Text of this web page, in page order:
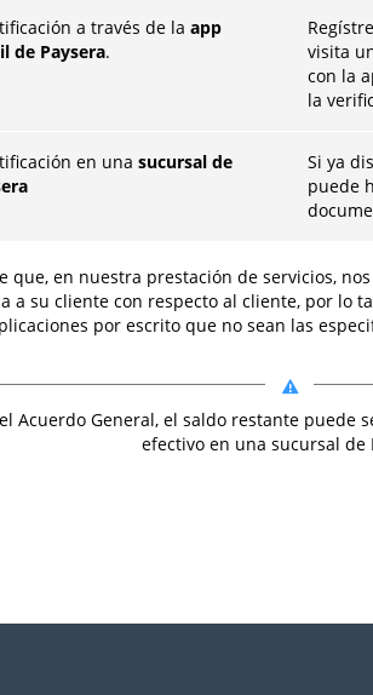
a través de la app
de Paysera.
visita
con la
la
en una sucursal de
Si ya
puede
en nuestra prestación de servicios,
a su cliente con respecto al cliente, por lo
por escrito que no sean las
Acuerdo General, el saldo restante
efectivo en una sucursal de